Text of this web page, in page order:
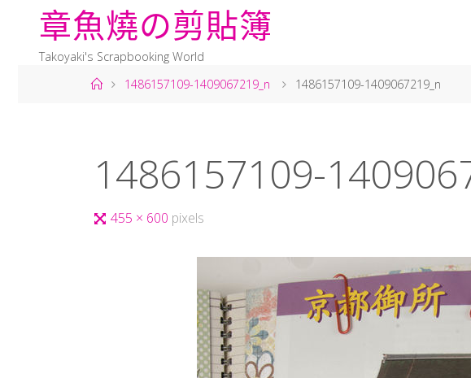
章魚燒の剪貼簿
Takoyaki's Scrapbooking World
1486157109-1409067219_n 1486157109-1409067219_n
1486157109-
455 × 600 pixels